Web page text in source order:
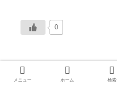
0
名前: ハロン棒名無しさん:
メニュー ホーム 検索